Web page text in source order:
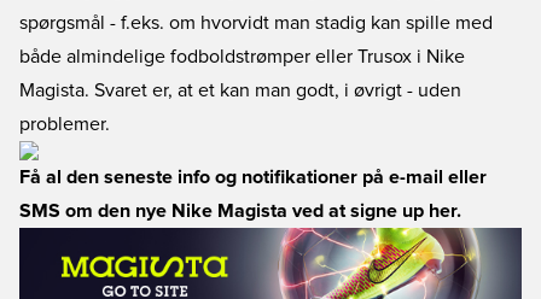
spørgsmål - f.eks. om hvorvidt man stadig kan spille med
både almindelige fodboldstrømper eller Trusox i Nike
Magista. Svaret er, at et kan man godt, i øvrigt - uden
problemer.
Få al den seneste info og notifikationer på e-mail eller
SMS om den nye Nike Magista ved at signe up her.